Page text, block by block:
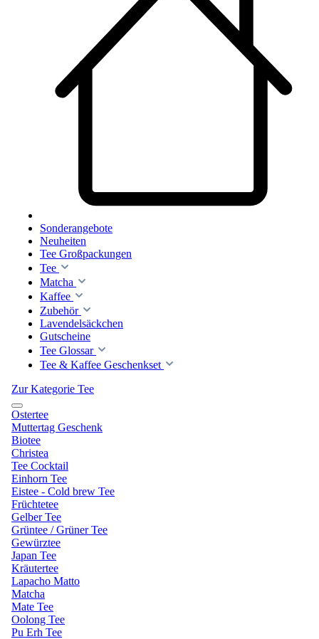
Sonderangebote
Neuheiten
Tee Großpackungen
Tee
Matcha
Kaffee
Zubehör
Lavendelsäckchen
Gutscheine
Tee Glossar
Tee & Kaffee Geschenkset
Zur Kategorie Tee
Ostertee
Muttertag Geschenk
Biotee
Christea
Tee Cocktail
Einhorn Tee
Eistee - Cold brew Tee
Früchtetee
Gelber Tee
Grüntee / Grüner Tee
Gewürztee
Japan Tee
Kräutertee
Lapacho Matto
Matcha
Mate Tee
Oolong Tee
Pu Erh Tee